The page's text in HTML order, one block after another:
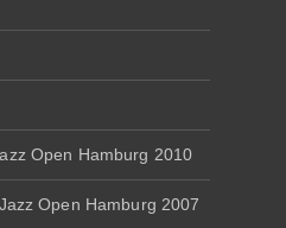
Open Hamburg 2010
Open Hamburg 2007